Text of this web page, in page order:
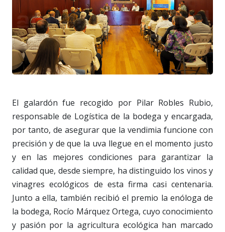
El galardón fue recogido por Pilar Robles Rubio,
responsable de Logística de la bodega y encargada,
por tanto, de asegurar que la vendimia funcione con
precisión y de que la uva llegue en el momento justo
y en las mejores condiciones para garantizar la
calidad que, desde siempre, ha distinguido los vinos y
vinagres ecológicos de esta firma casi centenaria.
Junto a ella, también recibió el premio la enóloga de
la bodega, Rocío Márquez Ortega, cuyo conocimiento
y pasión por la agricultura ecológica han marcado